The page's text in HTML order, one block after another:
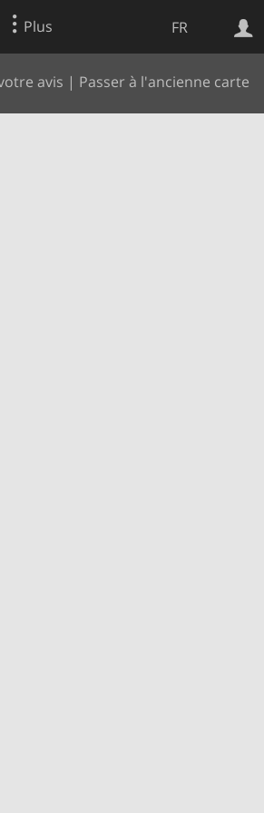
FR
Plus
avis | Passer à l'ancienne carte
Web